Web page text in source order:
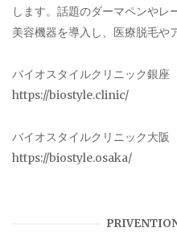
します。話題のダーマペンやレ
美容機器を導入し、医療脱毛や
バイオスタイルクリニック銀座
https://biostyle.clinic/
バイオスタイルクリニック大阪
https://biostyle.osaka/